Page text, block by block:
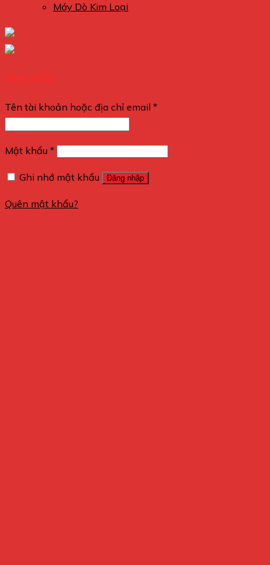
Máy Dò Kim Loại
Đăng nhập
Tên tài khoản hoặc địa chỉ email *
Mật khẩu *
Ghi nhớ mật khẩu Đăng nhập
Quên mật khẩu?